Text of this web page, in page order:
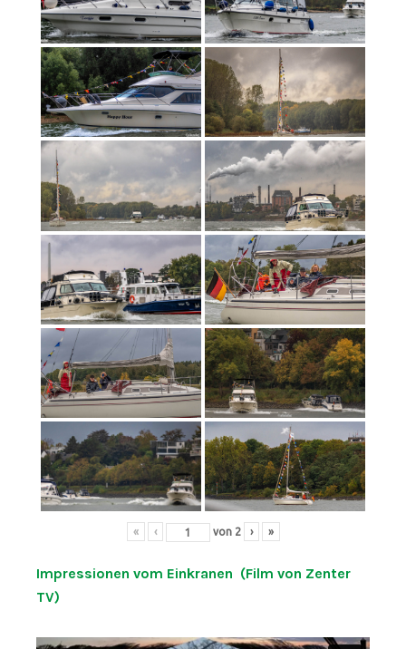
« ‹ von 2 › »
Impressionen vom Einkranen (Film von Zenter
TV)